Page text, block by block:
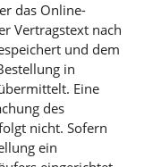
das Online-
Vertragstext nach
und dem
in
Eine
des
nicht. Sofern
ein